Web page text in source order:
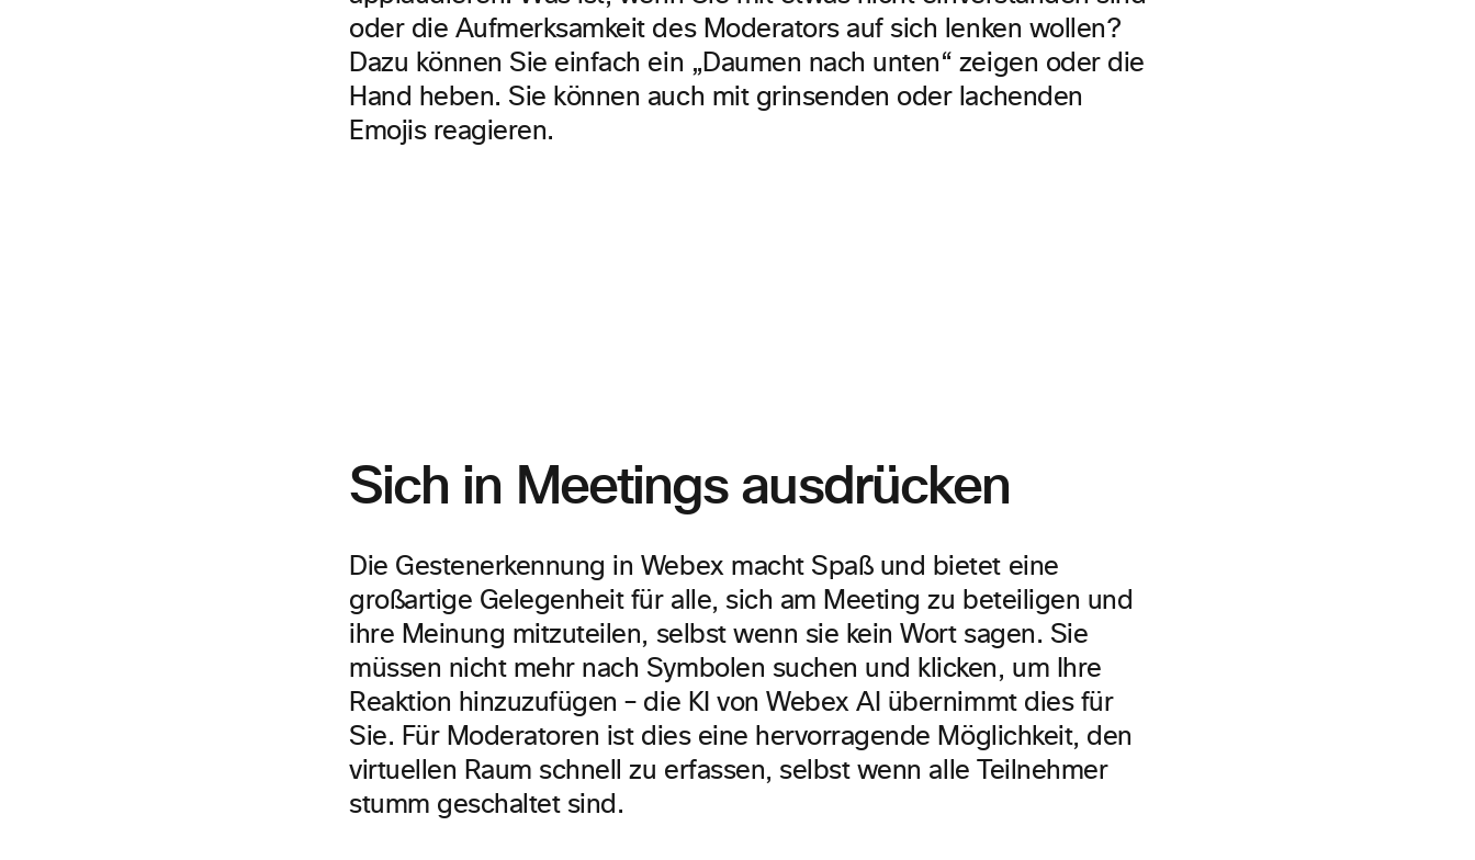
oder die Aufmerksamkeit des Moderators auf sich lenken wollen?
Dazu können Sie einfach ein „Daumen nach unten“ zeigen oder die
Hand heben. Sie können auch mit grinsenden oder lachenden
Emojis reagieren.
Sich in Meetings ausdrücken
Die Gestenerkennung in Webex macht Spaß und bietet eine
großartige Gelegenheit für alle, sich am Meeting zu beteiligen und
ihre Meinung mitzuteilen, selbst wenn sie kein Wort sagen. Sie
müssen nicht mehr nach Symbolen suchen und klicken, um Ihre
Reaktion hinzuzufügen – die KI von Webex AI übernimmt dies für
Sie. Für Moderatoren ist dies eine hervorragende Möglichkeit, den
virtuellen Raum schnell zu erfassen, selbst wenn alle Teilnehmer
stumm geschaltet sind.